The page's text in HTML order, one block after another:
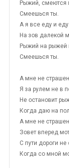
Рыжий, смеются
Смеешься ты.
А я все еду и еду
На зов далекой
Рыжий на рыжей
Смеешься ты.
А мне не
Я за рулем не в
Не остановит
Когда даю на
А мне не
Зовет вперед
С пути дороги не
Когда со мной